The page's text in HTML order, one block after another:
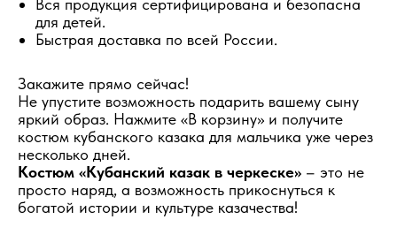
Вся продукция сертифицирована и безопасна
для детей.
Быстрая доставка по всей России.
Закажите прямо сейчас!
Не упустите возможность подарить вашему сыну
яркий образ. Нажмите «В корзину» и получите
костюм кубанского казака для мальчика уже через
несколько дней.
Костюм «Кубанский казак в черкеске» – это не
просто наряд, а возможность прикоснуться к
богатой истории и культуре казачества!